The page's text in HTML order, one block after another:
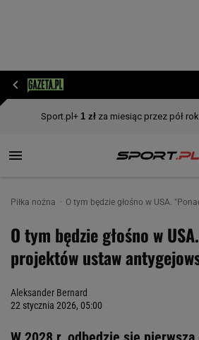
Piłka nożna O tym będzie głośno w USA.
O tym będzie głośno w
projektów ustaw
Aleksander Bernard
22 stycznia 2026, 05:00